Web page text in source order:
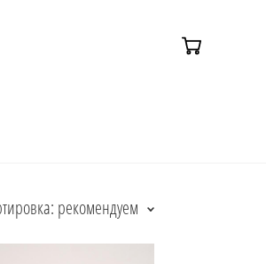
рекомендуем